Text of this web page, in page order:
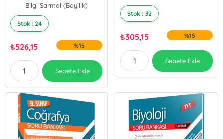
Bilgi Sarmal (Bayilik)
Stok : 24
₺526,15 %15
Sepete Ekle
Stok : 32
₺305,15 %15
Sepete Ekle